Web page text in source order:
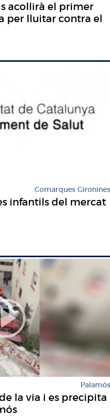
acollirà el primer
per lluitar contra el
Comarques Gironines
infantils del mercat
Palamós
la via i es precipita